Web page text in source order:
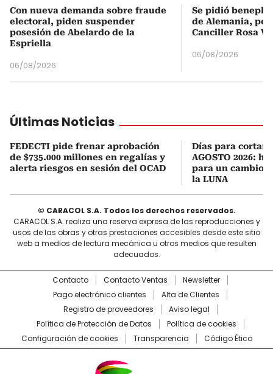
Con nueva demanda sobre fraude
electoral, piden suspender
posesión de Abelardo de la
Espriella
06/08/2026
Se pidió
de Alemania,
Canciller Rosa
06/08/2026
Últimas Noticias
FEDECTI pide frenar aprobación
de $735.000 millones en regalías y
alerta riesgos en sesión del OCAD
Días para
AGOSTO 2026:
para un cambio
la LUNA
© CARACOL S.A. Todos los derechos reservados.
CARACOL S.A. realiza una reserva expresa de las reproducciones y
usos de las obras y otras prestaciones accesibles desde este sitio
web a medios de lectura mecánica u otros medios que resulten
adecuados.
Contacto Contacto Ventas
Newsletter
Pago electrónico clientes
Alta de Clientes
Registro de proveedores
Aviso legal
Política de Protección de Datos
Política de cookies
Configuración de cookies
Transparencia Código Ético